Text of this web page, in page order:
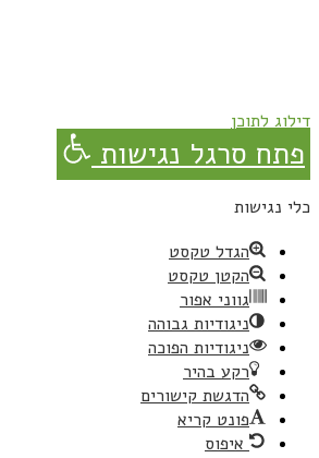
דילוג לתוכן
פתח סרגל נגישות
כלי נגישות
הגדל טקסט
הקטן טקסט
גווני אפור
ניגודיות גבוהה
ניגודיות הפוכה
רקע בהיר
הדגשת קישורים
פונט קריא
איפוס